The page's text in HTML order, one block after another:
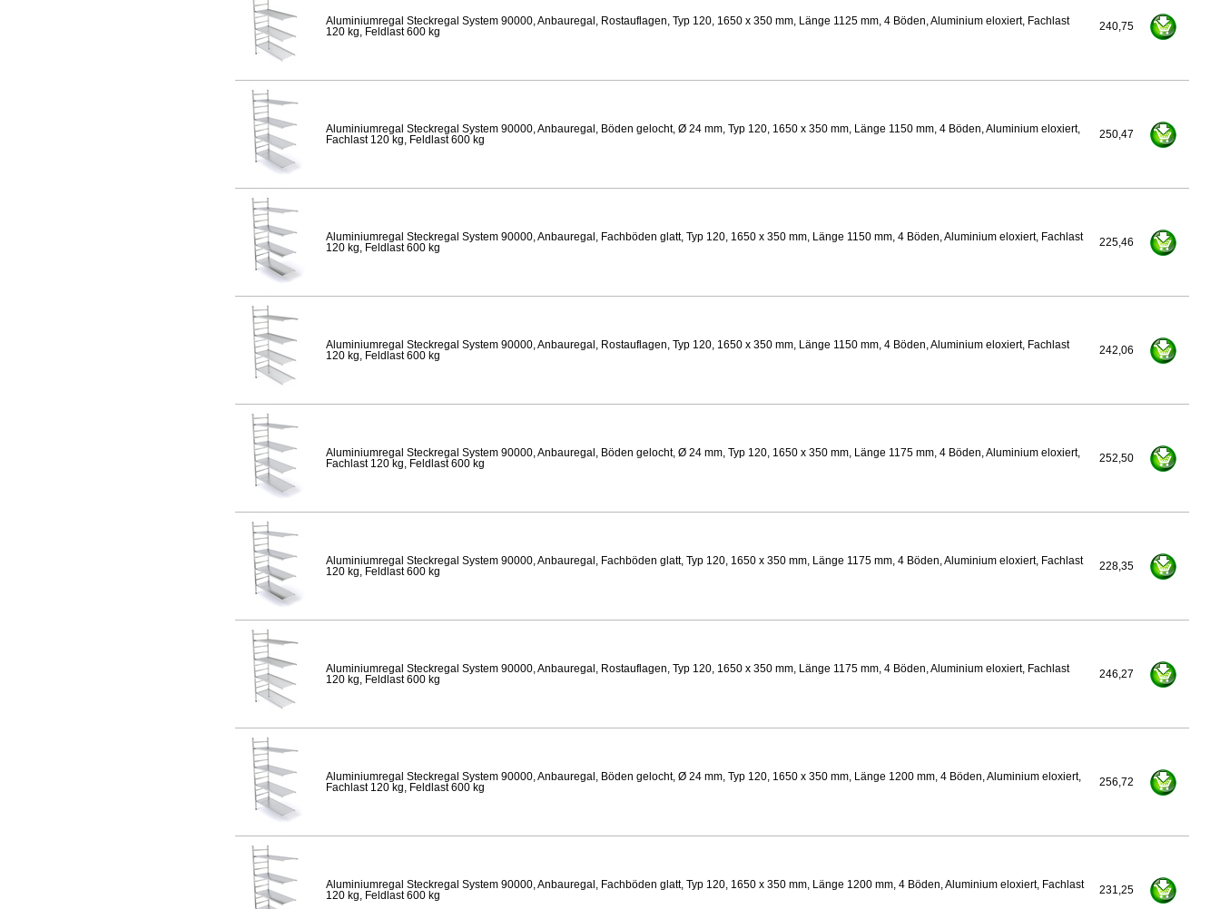
Aluminiumregal Steckregal System 90000, Anbauregal, Rostauflagen, Typ 120, 1650 x 350 mm, Länge 1125 mm, 4 Böden, Aluminium eloxiert, Fachlast
120 kg, Feldlast 600 kg
240,75
Aluminiumregal Steckregal System 90000, Anbauregal, Böden gelocht, Ø 24 mm, Typ 120, 1650 x 350 mm, Länge 1150 mm, 4 Böden, Aluminium eloxiert,
Fachlast 120 kg, Feldlast 600 kg
250,47
Aluminiumregal Steckregal System 90000, Anbauregal, Fachböden glatt, Typ 120, 1650 x 350 mm, Länge 1150 mm, 4 Böden, Aluminium eloxiert, Fachlast
120 kg, Feldlast 600 kg
225,46
Aluminiumregal Steckregal System 90000, Anbauregal, Rostauflagen, Typ 120, 1650 x 350 mm, Länge 1150 mm, 4 Böden, Aluminium eloxiert, Fachlast
120 kg, Feldlast 600 kg
242,06
Aluminiumregal Steckregal System 90000, Anbauregal, Böden gelocht, Ø 24 mm, Typ 120, 1650 x 350 mm, Länge 1175 mm, 4 Böden, Aluminium eloxiert,
Fachlast 120 kg, Feldlast 600 kg
252,50
Aluminiumregal Steckregal System 90000, Anbauregal, Fachböden glatt, Typ 120, 1650 x 350 mm, Länge 1175 mm, 4 Böden, Aluminium eloxiert, Fachlast
120 kg, Feldlast 600 kg
228,35
Aluminiumregal Steckregal System 90000, Anbauregal, Rostauflagen, Typ 120, 1650 x 350 mm, Länge 1175 mm, 4 Böden, Aluminium eloxiert, Fachlast
120 kg, Feldlast 600 kg
246,27
Aluminiumregal Steckregal System 90000, Anbauregal, Böden gelocht, Ø 24 mm, Typ 120, 1650 x 350 mm, Länge 1200 mm, 4 Böden, Aluminium eloxiert,
Fachlast 120 kg, Feldlast 600 kg
256,72
Aluminiumregal Steckregal System 90000, Anbauregal, Fachböden glatt, Typ 120, 1650 x 350 mm, Länge 1200 mm, 4 Böden, Aluminium eloxiert, Fachlast
120 kg, Feldlast 600 kg
231,25